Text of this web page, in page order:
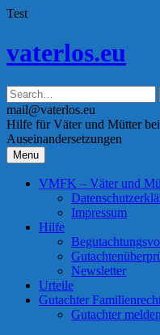
Test
to
vaterlos.eu
mail@vaterlos.eu
Hilfe für Väter und Mütter
Auseinandersetzungen
Menu
VMFK – Väter und
Impressum
Hilfe
Newsletter
Urteile
Gutachter
Gutachter melden